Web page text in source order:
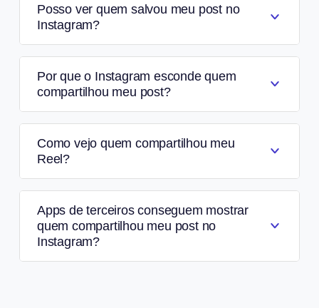
Posso ver quem salvou meu post no
Instagram?
Por que o Instagram esconde quem
compartilhou meu post?
Como vejo quem compartilhou meu
Reel?
Apps de terceiros conseguem mostrar
quem compartilhou meu post no
Instagram?